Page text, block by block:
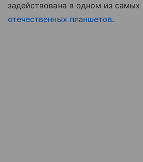
задействована в одном из самых
отечественных планшетов.